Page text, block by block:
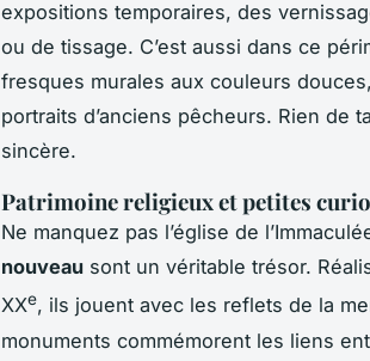
expositions temporaires, des
ou de tissage. C’est aussi dans ce
fresques murales aux couleurs
portraits d’anciens pêcheurs. Rien de
sincère.
Patrimoine religieux et petites
Ne manquez pas l’église de
nouveau sont un véritable trésor.
XXe, ils jouent avec les reflets de la
monuments commémorent les liens